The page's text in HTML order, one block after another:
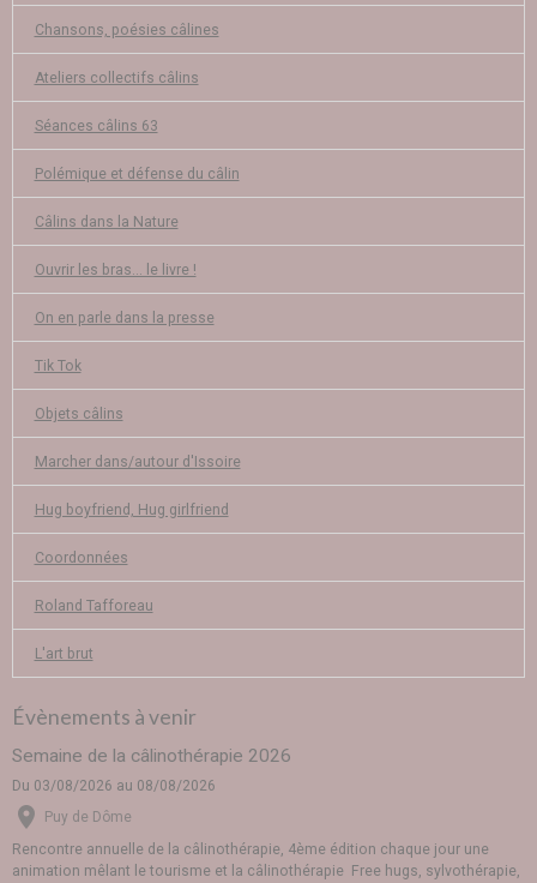
Chansons, poésies câlines
Ateliers collectifs câlins
Séances câlins 63
Polémique et défense du câlin
Câlins dans la Nature
Ouvrir les bras... le livre !
On en parle dans la presse
Tik Tok
Objets câlins
Marcher dans/autour d'Issoire
Hug boyfriend, Hug girlfriend
Coordonnées
Roland Tafforeau
L'art brut
Évènements à venir
Semaine de la câlinothérapie 2026
Du 03/08/2026 au 08/08/2026
Puy de Dôme
Rencontre annuelle de la câlinothérapie, 4ème édition chaque jour une
animation mêlant le tourisme et la câlinothérapie Free hugs, sylvothérapie,